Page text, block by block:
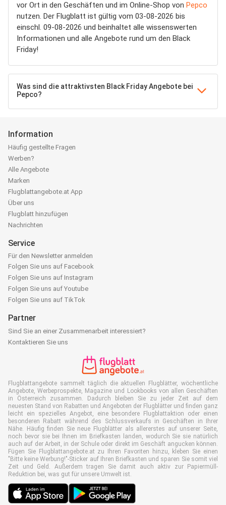
vor Ort in den Geschäften und im Online-Shop von Pepco
nutzen. Der Flugblatt ist gültig vom 03-08-2026 bis
einschl. 09-08-2026 und beinhaltet alle wissenswerten
Informationen und alle Angebote rund um den Black
Friday!
Was sind die attraktivsten Black Friday Angebote bei
Pepco?
Information
Häufig gestellte Fragen
Werben?
Alle Angebote
Marken
Flugblattangebote.at App
Über uns
Flugblatt hinzufügen
Nachrichten
Service
Für den Newsletter anmelden
Folgen Sie uns auf Facebook
Folgen Sie uns auf Instagram
Folgen Sie uns auf Youtube
Folgen Sie uns auf TikTok
Partner
Sind Sie an einer Zusammenarbeit interessiert?
Kontaktieren Sie uns
Flugblattangebote sammelt täglich die aktuellen Flugblätter, wöchentliche
Angebote, Werbeprospekte, Magazine und Lookbooks von allen Geschäften
in Österreich zusammen. Dadurch bleiben Sie zu jeder Zeit auf dem
neuesten Stand von Rabatten und Angeboten der Flugblätter und finden ganz
leicht ein spezielles Angebot, eine besondere Flugblattaktion oder einen
besonderen Rabatt während des Schlussverkaufs in Geschäften in Ihrer
Nähe. Häufig finden Sie neue Flugblätter als allererstes auf unserer Seite,
noch bevor sie bei Ihnen im Briefkasten landen, wodurch Sie sie natürlich
auch auf der Arbeit, in der Schule oder direkt im Geschäft angucken können.
Fügen Sie Flugblattangebote.at zu Ihren Favoriten hinzu, kleben Sie einen
"Bitte keine Werbung!"-Sticker auf Ihren Briefkasten und sparen Sie somit viel
Zeit und Geld. Außerdem tragen Sie damit auch aktiv zur Papiermüll-
Reduktion bei, was gut für unsere Umwelt ist.